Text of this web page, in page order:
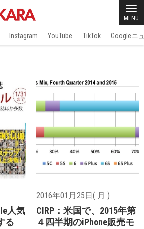
MENU
Instagram YouTube TikTok Googleニ
人気
る
2016年01月25日( 月 )
CIRP：米国で、2015年第
４四半期のiPhone販売モ